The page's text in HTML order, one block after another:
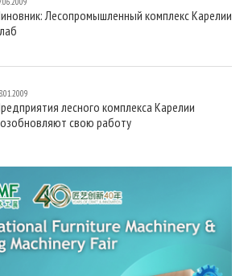
Лесопромышленный комплекс Карелии
лесного комплекса Карелии
свою работу